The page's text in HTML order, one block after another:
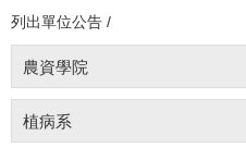
列出單位公告 /
農資學院
植病系